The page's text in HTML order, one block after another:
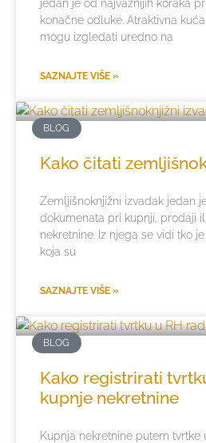
jedan je od najvažnijih koraka
konačne odluke. Atraktivna
mogu izgledati uredno na
SAZNAJTE VIŠE »
BLOG
Kako čitati
Zemljišnoknjižni izvadak jedan
dokumenata pri kupnji, prodaji
nekretnine. Iz njega se vidi tko
koja su
SAZNAJTE VIŠE »
BLOG
Kako registrirati
kupnje nekretnine
Kupnja nekretnine putem tvrtke